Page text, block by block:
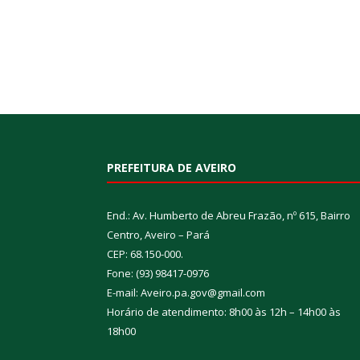
PREFEITURA DE AVEIRO
End.: Av. Humberto de Abreu Frazão, nº 615, Bairro
Centro, Aveiro – Pará
CEP: 68.150-000.
Fone: (93) 98417-0976
E-mail: Aveiro.pa.gov@gmail.com
Horário de atendimento: 8h00 às 12h – 14h00 às
18h00